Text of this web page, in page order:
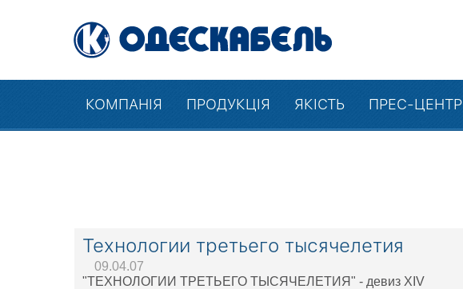
КОМПАНІЯ ПРОДУКЦІЯ ЯКІСТЬ ПРЕС-ЦЕНТР
Технологии третьего тысячелетия
09.04.07
"ТЕХНОЛОГИИ ТРЕТЬЕГО ТЫСЯЧЕЛЕТИЯ" - девиз XIV